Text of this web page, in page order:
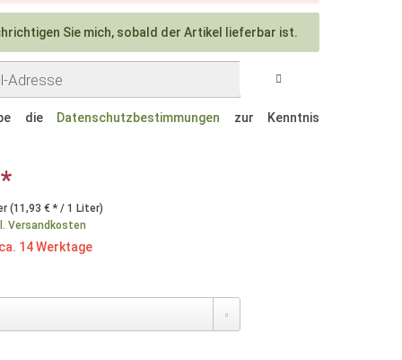
Sie mich, sobald der Artikel lieferbar ist.
die Datenschutzbestimmungen zur Kenntnis
(11,93 € * / 1 Liter)
Versandkosten
14 Werktage